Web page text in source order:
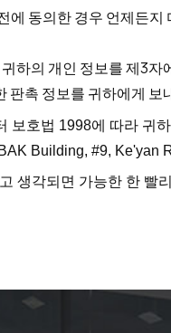
동의한 경우 언제든
하의 개인 정보를 제3
촉 정보를 귀하에게
보호법 1998에 따라 귀
Building, #9, Ke'yan
생각되면 가능한 한